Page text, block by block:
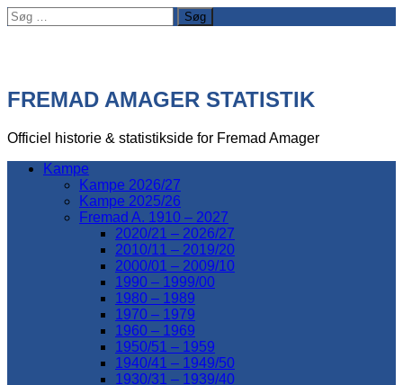
Søg
efter:
FREMAD AMAGER STATISTIK
Officiel historie & statistikside for Fremad Amager
Kampe
Kampe 2026/27
Kampe 2025/26
Fremad A. 1910 – 2027
2020/21 – 2026/27
2010/11 – 2019/20
2000/01 – 2009/10
1990 – 1999/00
1980 – 1989
1970 – 1979
1960 – 1969
1950/51 – 1959
1940/41 – 1949/50
1930/31 – 1939/40